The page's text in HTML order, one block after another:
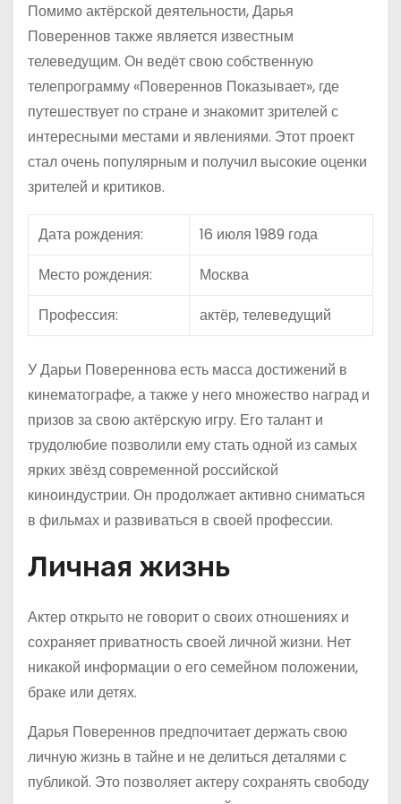
Помимо актёрской деятельности, Дарья
Повереннов также является известным
телеведущим. Он ведёт свою собственную
телепрограмму «Повереннов Показывает», где
путешествует по стране и знакомит зрителей с
интересными местами и явлениями. Этот проект
стал очень популярным и получил высокие оценки
зрителей и критиков.
Дата рождения:
16 июля 1989 года
Место рождения:
Москва
Профессия:
актёр, телеведущий
У Дарьи Повереннова есть масса достижений в
кинематографе, а также у него множество наград и
призов за свою актёрскую игру. Его талант и
трудолюбие позволили ему стать одной из самых
ярких звёзд современной российской
киноиндустрии. Он продолжает активно сниматься
в фильмах и развиваться в своей профессии.
Личная жизнь
Актер открыто не говорит о своих отношениях и
сохраняет приватность своей личной жизни. Нет
никакой информации о его семейном положении,
браке или детях.
Дарья Повереннов предпочитает держать свою
личную жизнь в тайне и не делиться деталями с
публикой. Это позволяет актеру сохранять свободу